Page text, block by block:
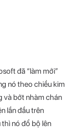
đã “làm mới”
nó theo chiều kim
và bớt nhàm chán
lần đầu trên
nó đổ bộ lên